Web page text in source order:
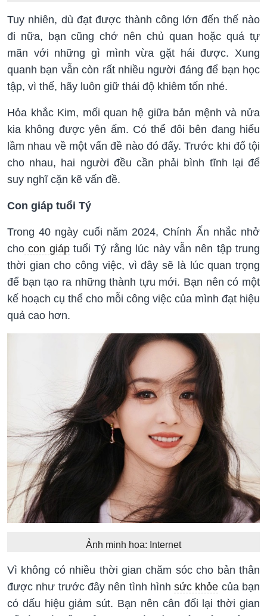
Tuy nhiên, dù đạt được thành công lớn đến thế nào
đi nữa, bạn cũng chớ nên chủ quan hoặc quá tự
mãn với những gì mình vừa gặt hái được. Xung
quanh bạn vẫn còn rất nhiều người đáng để bạn học
tập, vì thế, hãy luôn giữ thái độ khiêm tốn nhé.
Hỏa khắc Kim, mối quan hệ giữa bản mệnh và nửa
kia không được yên ấm. Có thể đôi bên đang hiểu
lầm nhau về một vấn đề nào đó đấy. Trước khi đổ tội
cho nhau, hai người đều cần phải bình tĩnh lại để
suy nghĩ cặn kẽ vấn đề.
Con giáp tuổi Tý
Trong 40 ngày cuối năm 2024, Chính Ấn nhắc nhở
cho con giáptuổi Tý rằng lúc này vẫn nên tập trung
thời gian cho công việc, vì đây sẽ là lúc quan trọng
để bạn tạo ra những thành tựu mới. Bạn nên có một
kế hoạch cụ thể cho mỗi công việc của mình đạt hiệu
quả cao hơn.
Ảnh minh họa: Internet
Vì không có nhiều thời gian chăm sóc cho bản thân
được như trước đây nên tình hìnhsức khỏe của bạn
có dấu hiệu giảm sút. Bạn nên cân đối lại thời gian